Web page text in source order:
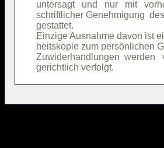
untersagt   und   nur   mit
schriftlicher Genehmigung
gestattet.
Einzige Ausnahme davon ist
heitskopie zum persönlichen
Zuwiderhandlungen  werden